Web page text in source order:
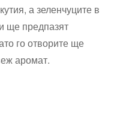
а зеленчуците в
ще предпазят
го отворите ще
аромат.